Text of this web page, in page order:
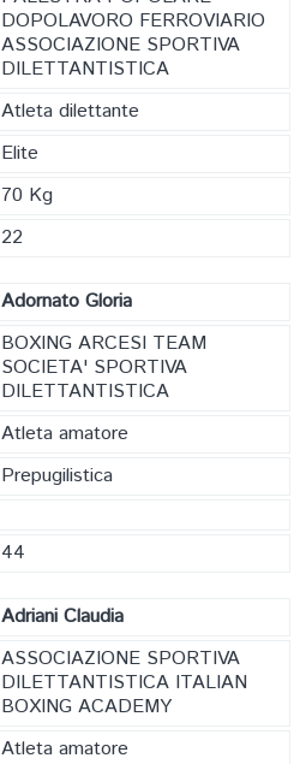
DOPOLAVORO FERROVIARIO
ASSOCIAZIONE SPORTIVA
DILETTANTISTICA
Atleta dilettante
Elite
70 Kg
22
Adornato Gloria
BOXING ARCESI TEAM
SOCIETA' SPORTIVA
DILETTANTISTICA
Atleta amatore
Prepugilistica
44
Adriani Claudia
ASSOCIAZIONE SPORTIVA
DILETTANTISTICA ITALIAN
BOXING ACADEMY
Atleta amatore